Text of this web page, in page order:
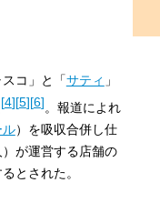
コ」と「サティ 」
[4][5][6]。報道によれ
ル）を吸収合併し仕
が運営する店舗の
とされた。